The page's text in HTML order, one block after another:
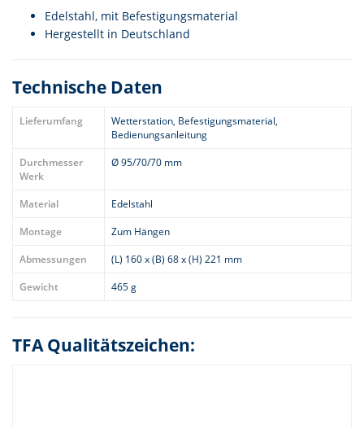
Edelstahl, mit Befestigungsmaterial
Hergestellt in Deutschland
Technische Daten
Lieferumfang
Wetterstation, Befestigungsmaterial,
Bedienungsanleitung
Durchmesser
Werk
Ø 95/70/70 mm
Material
Edelstahl
Montage
Zum Hängen
Abmessungen
(L) 160 x (B) 68 x (H) 221 mm
Gewicht
465 g
TFA Qualitätszeichen: